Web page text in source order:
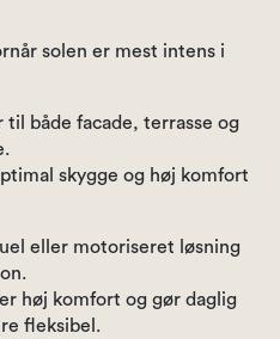
solen er mest intens i
både facade, terrasse og
skygge og høj komfort
eller motoriseret løsning
høj komfort og gør daglig
fleksibel.